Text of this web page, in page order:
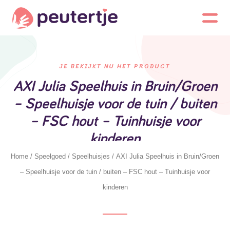
JE BEKIJKT NU HET PRODUCT
AXI Julia Speelhuis in Bruin/Groen
– Speelhuisje voor de tuin / buiten
– FSC hout – Tuinhuisje voor
kinderen
Home / Speelgoed / Speelhuisjes / AXI Julia Speelhuis in Bruin/Groen
– Speelhuisje voor de tuin / buiten – FSC hout – Tuinhuisje voor
kinderen